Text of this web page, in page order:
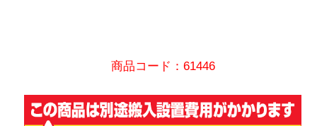
商品コード：61446